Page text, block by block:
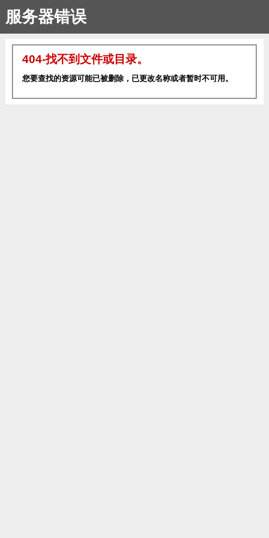
服务器错误
404-找不到文件或目录。
您要查找的资源可能已被删除，已更改名称或者暂时不可用。